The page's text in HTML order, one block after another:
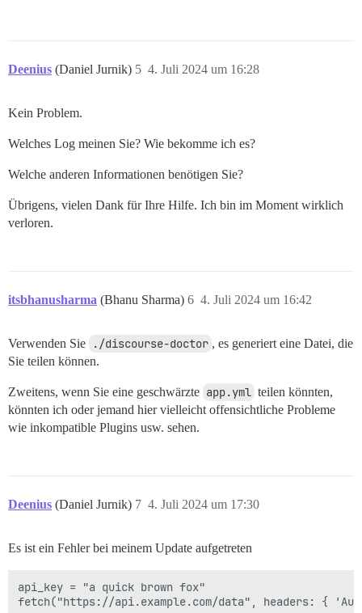
Deenius (Daniel Jurnik) 4. Juli 2024 um 16:28
5
Kein Problem.
Welches Log meinen Sie? Wie bekomme ich es?
Welche anderen Informationen benötigen Sie?
Übrigens, vielen Dank für Ihre Hilfe. Ich bin im Moment wirklich
verloren.
itsbhanusharma (Bhanu Sharma) 4. Juli 2024 um 16:42
6
Verwenden Sie ./discourse-doctor , es generiert eine Datei, die
Sie teilen können.
Zweitens, wenn Sie eine geschwärzte app.yml teilen könnten,
könnten ich oder jemand hier vielleicht offensichtliche Probleme
wie inkompatible Plugins usw. sehen.
Deenius (Daniel Jurnik) 4. Juli 2024 um 17:30
7
Es ist ein Fehler bei meinem Update aufgetreten
api_key = "a quick brown fox"